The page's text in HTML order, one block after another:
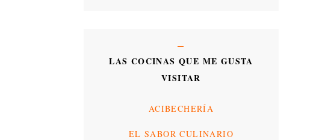
LAS COCINAS QUE ME GUSTA
VISITAR
ACIBECHERÍA
EL SABOR CULINARIO